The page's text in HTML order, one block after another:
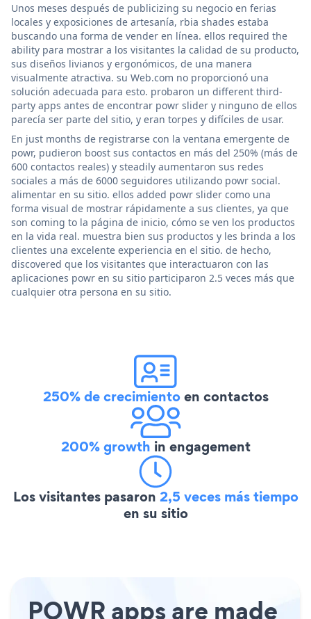
Unos meses después de publicizing su negocio en ferias
locales y exposiciones de artesanía, rbia shades estaba
buscando una forma de vender en línea. ellos required the
ability para mostrar a los visitantes la calidad de su producto,
sus diseños livianos y ergonómicos, de una manera
visualmente atractiva. su Web.com no proporcionó una
solución adecuada para esto. probaron un different third-
party apps antes de encontrar powr slider y ninguno de ellos
parecía ser parte del sitio, y eran torpes y difíciles de usar.
En just months de registrarse con la ventana emergente de
powr, pudieron boost sus contactos en más del 250% (más de
600 contactos reales) y steadily aumentaron sus redes
sociales a más de 6000 seguidores utilizando powr social.
alimentar en su sitio. ellos added powr slider como una
forma visual de mostrar rápidamente a sus clientes, ya que
son coming to la página de inicio, cómo se ven los productos
en la vida real. muestra bien sus productos y les brinda a los
clientes una excelente experiencia en el sitio. de hecho,
discovered que los visitantes que interactuaron con las
aplicaciones powr en su sitio participaron 2.5 veces más que
cualquier otra persona en su sitio.
250% de crecimientoen contactos
200% growth in engagement
Los visitantes pasaron 2,5 veces más tiempo
en su sitio
POWR apps are made